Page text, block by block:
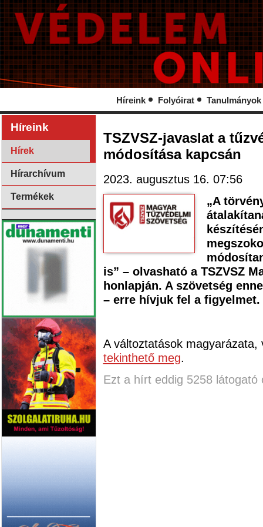
Híreink Folyóirat Tanulmányok
Híreink
Hírek
Hírarchívum
Termékek
TSZVSZ-javaslat a
módosítása kapcsán
2023. augusztus 16. 07:56
„A
is” – olvasható a TSZVSZ
honlapján. A szövetség
– erre hívjuk fel a figyelmet.
A változtatások
tekinthető meg.
Ezt a hírt eddig 5258 látogató